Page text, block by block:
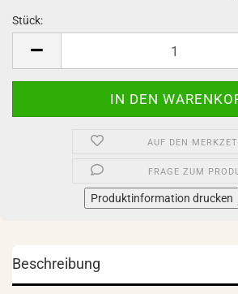
Stück:
AUF DEN
FRAGE ZUM
Produktinformation drucken
Beschreibung